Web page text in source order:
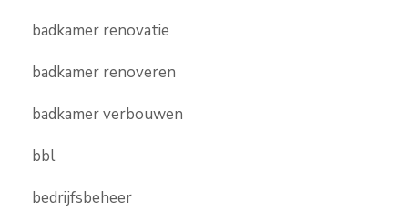
badkamer renovatie
badkamer renoveren
badkamer verbouwen
bbl
bedrijfsbeheer